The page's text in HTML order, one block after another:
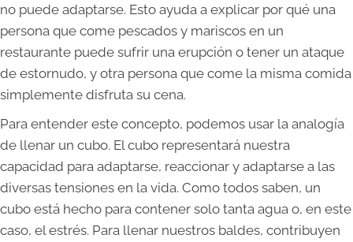
no puede adaptarse. Esto ayuda a explicar por qué una
persona que come pescados y mariscos en un
restaurante puede sufrir una erupción o tener un ataque
de estornudo, y otra persona que come la misma comida
simplemente disfruta su cena.
Para entender este concepto, podemos usar la analogía
de llenar un cubo. El cubo representará nuestra
capacidad para adaptarse, reaccionar y adaptarse a las
diversas tensiones en la vida. Como todos saben, un
cubo está hecho para contener solo tanta agua o, en este
caso, el estrés. Para llenar nuestros baldes, contribuyen